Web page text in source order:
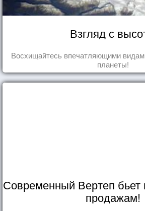
Взгляд с
Восхищайтесь впечатляющими
планеты!
Современный Вертеп бьет
продажам!